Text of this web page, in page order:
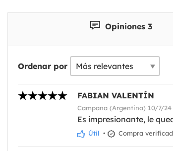
Opiniones 3
Ordenar por
FABIAN VALENTÍN
Campana (Argentina) 10/7/24
Es impresionante, le
Útil • Compra